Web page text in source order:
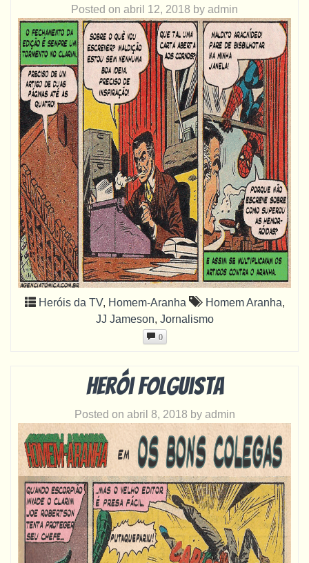
Posted on abril 12, 2018 by admin
Heróis da TV, Homem-Aranha Homem Aranha,
JJ Jameson, Jornalismo
0
Herói folguista
Posted on abril 8, 2018 by admin